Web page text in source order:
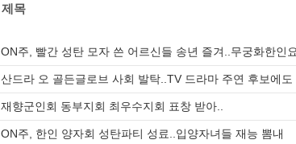
제목
ON주, 빨간 성탄 모자 쓴 어르신들 송년 즐겨..무궁화한인
산드라 오 골든글로브 사회 발탁..TV 드라마 주연 후보에도
재향군인회 동부지회 최우수지회 표창 받아..
ON주, 한인 양자회 성탄파티 성료..입양자녀들 재능 뽐내